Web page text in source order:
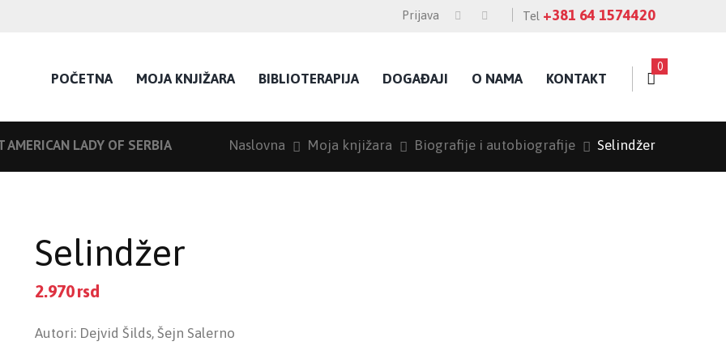
Tel +381 64 1574420
Prijava
POČETNA MOJA KNJIŽARA BIBLIOTERAPIJA DOGAĐAJI O NAMA KONTAKT
0
AMERICAN LADY OF SERBIA Naslovna Moja knjižara Biografije i autobiografije Selindžer
Selindžer
2.970rsd
Autori: Dejvid Šilds, Šejn Salerno